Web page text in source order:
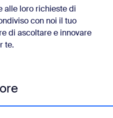
alle loro richieste di
con noi il tuo
di ascoltare e innovare
te.